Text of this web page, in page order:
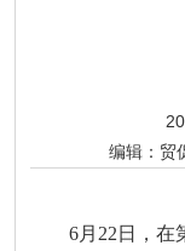
编辑： 贸
6月22日，在